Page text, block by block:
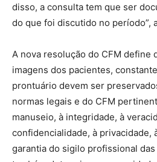
disso, a consulta tem que ser
do que foi discutido no período”,
A nova resolução do CFM define
imagens dos pacientes,
prontuário devem ser
normas legais e do CFM
manuseio, à integridade, à
confidencialidade, à privacidade,
garantia do sigilo profissional das